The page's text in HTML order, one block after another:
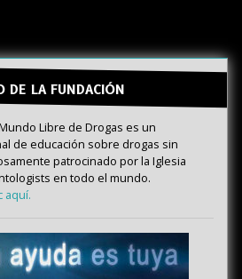
DE LA FUNDACIÓN
Libre de Drogas es un
de educación sobre drogas sin
patrocinado por la Iglesia
en todo el mundo.
aquí.